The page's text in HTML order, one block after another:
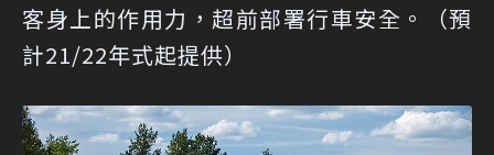
客身上的作用力，超前部署行車安全。（預
計21/22年式起提供）